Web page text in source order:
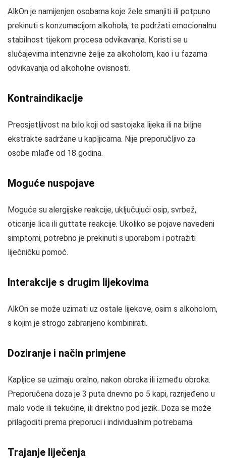
AlkOn je namijenjen osobama koje žele smanjiti ili potpuno
prekinuti s konzumacijom alkohola, te podržati emocionalnu
stabilnost tijekom procesa odvikavanja. Koristi se u
slučajevima intenzivne želje za alkoholom, kao i u fazama
odvikavanja od alkoholne ovisnosti.
Kontraindikacije
Preosjetljivost na bilo koji od sastojaka lijeka ili na biljne
ekstrakte sadržane u kapljicama. Nije preporučljivo za
osobe mlađe od 18 godina.
Moguće nuspojave
Moguće su alergijske reakcije, uključujući osip, svrbež,
oticanje lica ili guttate reakcije. Ukoliko se pojave navedeni
simptomi, potrebno je prekinuti s uporabom i potražiti
liječničku pomoć.
Interakcije s drugim lijekovima
AlkOn se može uzimati uz ostale lijekove, osim s alkoholom,
s kojim je strogo zabranjeno kombinirati.
Doziranje i način primjene
Kapljice se uzimaju oralno, nakon obroka ili između obroka.
Preporučena doza je 3 puta dnevno po 5 kapi, razrijeđeno u
malo vode ili tekućine, ili direktno pod jezik. Doza se može
prilagoditi prema preporuci i individualnim potrebama.
Trajanje liječenja